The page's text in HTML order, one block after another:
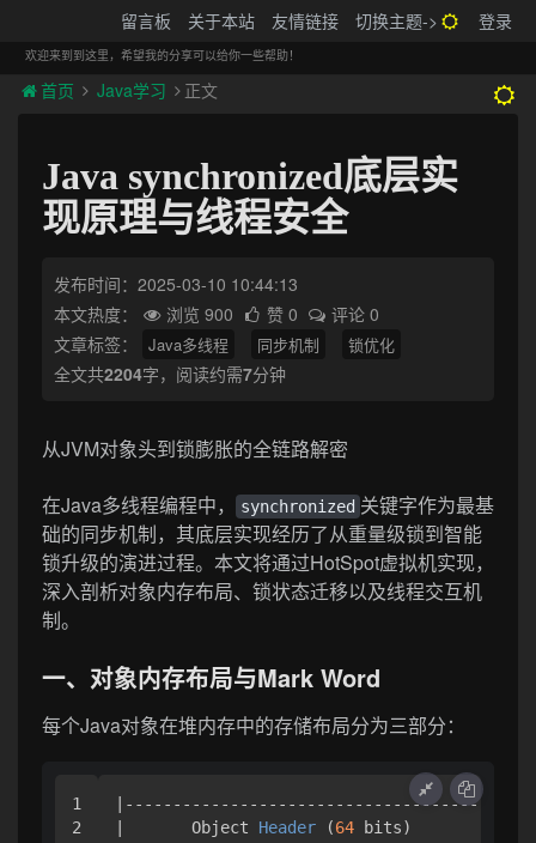
留言板 关于本站 友情链接 切换主题-> 登录
欢迎来到到这里，希望我的分享可以给你一些帮助！
首页 Java学习 正文
Java synchronized底层实
现原理与线程安全
发布时间：2025-03-10 10:44:13
本文热度：
浏览 900 赞 0
评论 0
文章标签：
Java多线程 同步机制 锁优化
全文共2204字，阅读约需7分钟
从JVM对象头到锁膨胀的全链路解密
在Java多线程编程中， synchronized 关键字作为最基
础的同步机制，其底层实现经历了从重量级锁到智能
锁升级的演进过程。本文将通过HotSpot虚拟机实现，
深入剖析对象内存布局、锁状态迁移以及线程交互机
制。
一、对象内存布局与Mark Word
每个Java对象在堆内存中的存储布局分为三部分：
1
2
|       Object Header (64 bits)